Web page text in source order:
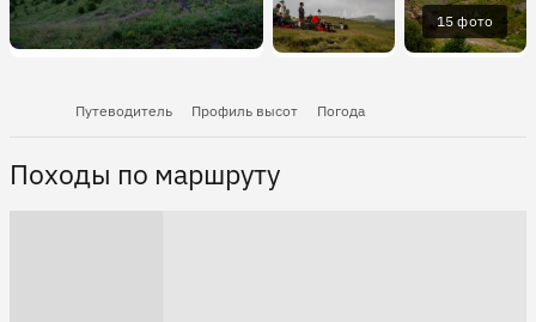
15 фото
Путеводитель Профиль высот Погода
Походы по маршруту